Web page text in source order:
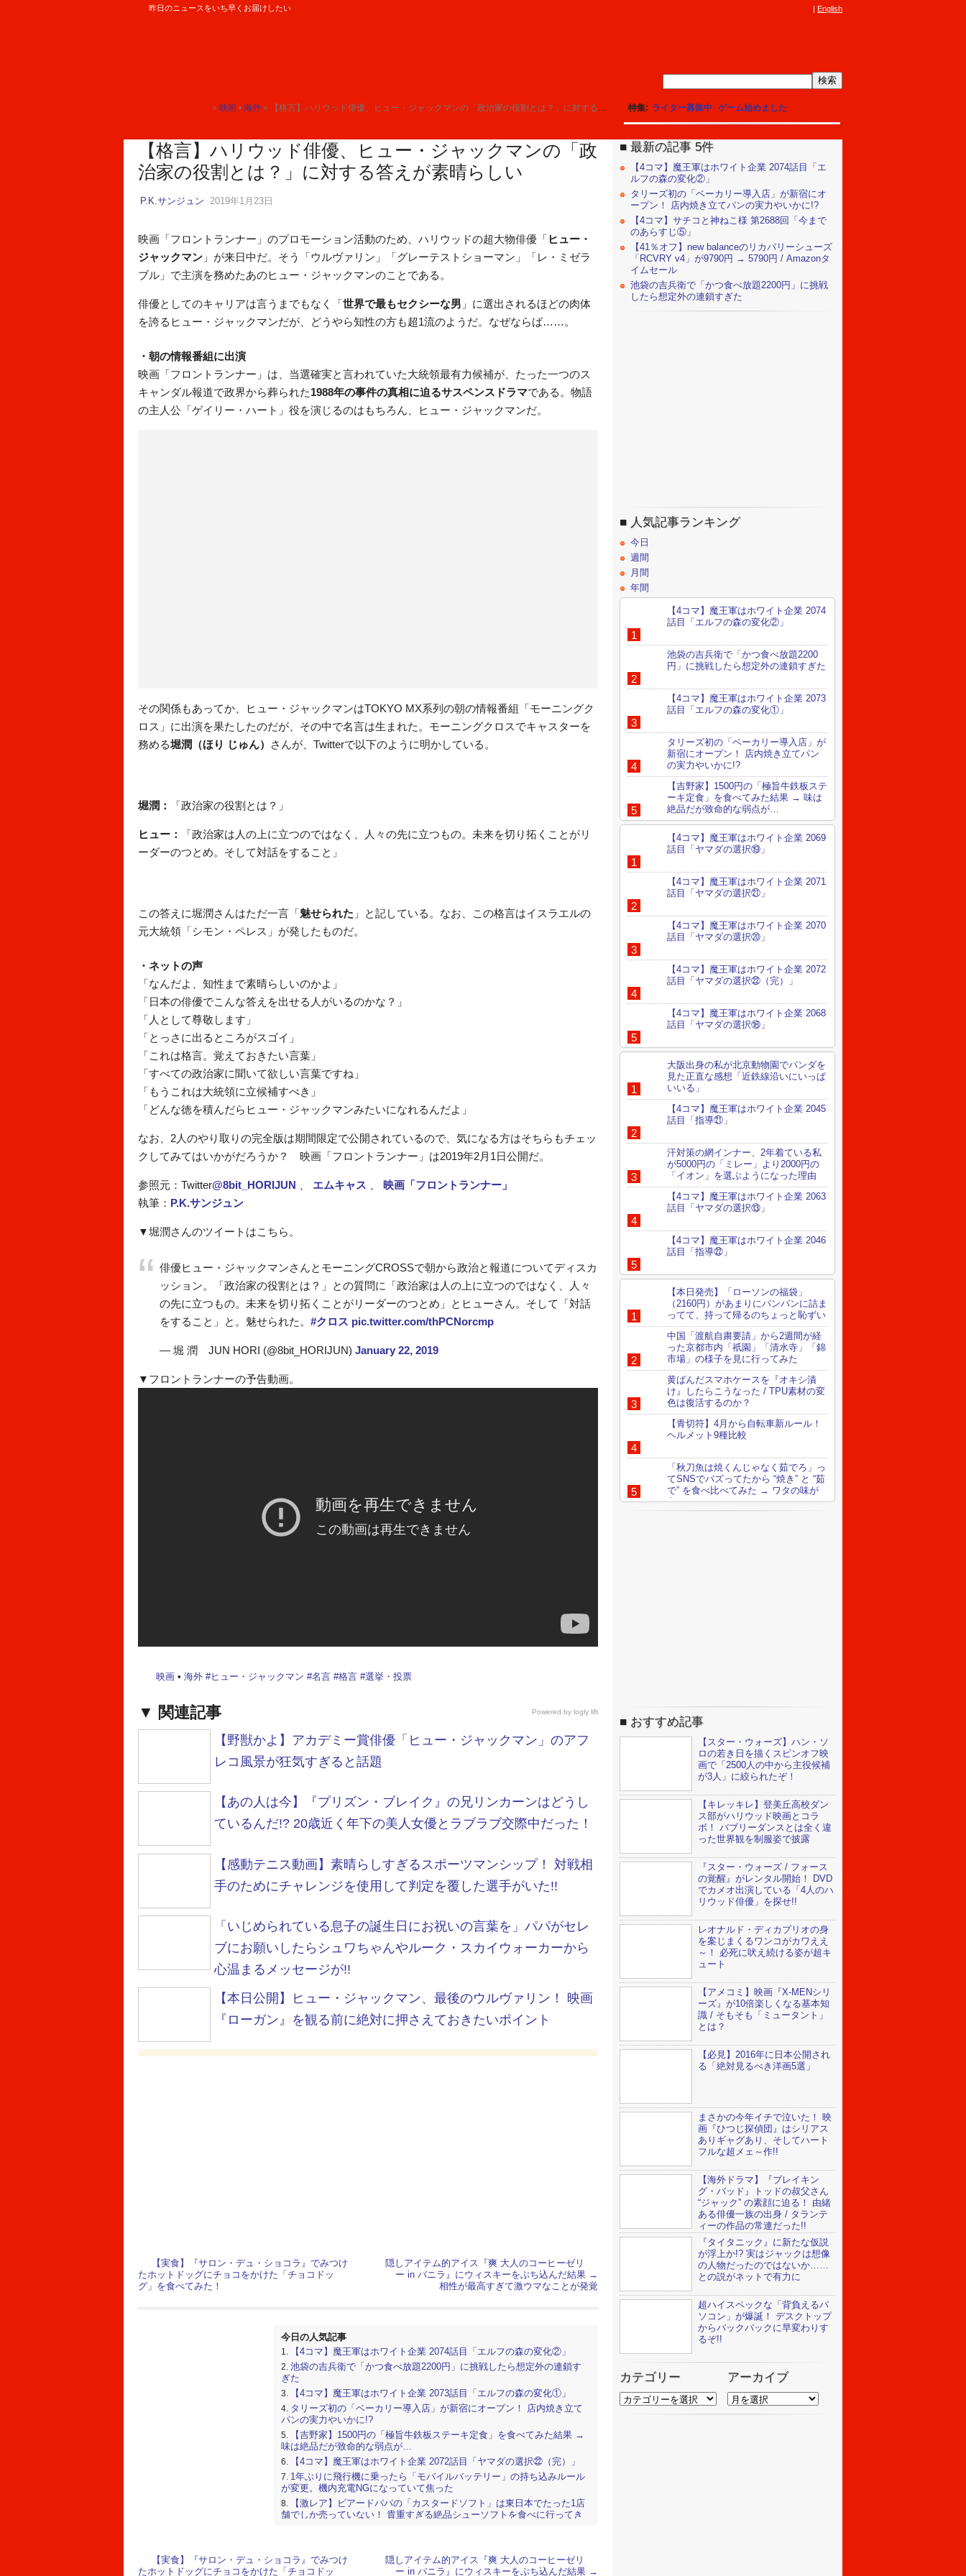
昨日のニュースをいち早くお届けしたい English
トップ
» 映画
トップ
• 海外 » 【格言】ハリウッド俳優、ヒュー・ジャックマンの「政治家の役割とは？」に対する答えが素晴らしい 特集 ライター募集中 ゲーム始めました
【格言】ハリウッド俳優、ヒュー・ジャックマンの「政
治家の役割とは？」に対する答えが素晴らしい
P.K.サンジュン 2019年1月23日
映画「フロントランナー」のプロモーション活動のため、ハリウッドの超大物俳優「 ヒュー・
ジャックマン 」が来日中だ。そう「ウルヴァリン」「グレーテストショーマン」「レ・ミゼラ
ブル」で主演を務めたあのヒュー・ジャックマンのことである。
俳優としてのキャリアは言うまでもなく「世界で最もセクシーな男 」に選出されるほどの肉体
を誇るヒュー・ジャックマンだが、どうやら知性の方も超1流のようだ。なぜならば……。
・朝の情報番組に出演
映画「フロントランナー」は、当選確実と言われていた大統領最有力候補が、たった一つのス
キャンダル報道で政界から葬られた1988年の事件の真相に迫るサスペンスドラマである。物語
の主人公「ゲイリー・ハート」役を演じるのはもちろん、ヒュー・ジャックマンだ。
その関係もあってか、ヒュー・ジャックマンはTOKYO MX系列の朝の情報番組「モーニングク
ロス」に出演を果たしたのだが、その中で名言は生まれた。モーニングクロスでキャスターを
務める堀潤（ほり じゅん） さんが、Twitterで以下のように明かしている。
堀潤： 「政治家の役割とは？」
ヒュー：
「政治家は人の上に立つのではなく、人々の先に立つもの。未来を切り拓くことがリ
ーダーのつとめ。そして対話をすること」
この答えに堀潤さんはただ一言「魅せられた 」と記している。なお、この格言はイスラエルの
元大統領「シモン・ペレス」が発したものだ。
・ネットの声
「なんだよ、知性まで素晴らしいのかよ」
「日本の俳優でこんな答えを出せる人がいるのかな？」
「人として尊敬します」
「とっさに出るところがスゴイ」
「これは格言。覚えておきたい言葉」
「すべての政治家に聞いて欲しい言葉ですね」
「もうこれは大統領に立候補すべき」
「どんな徳を積んだらヒュー・ジャックマンみたいになれるんだよ」
なお、2人のやり取りの完全版は期間限定で公開されているので、気になる方はそちらもチェッ
クしてみてはいかがだろうか？ 映画「フロントランナー」は2019年2月1日公開だ。
参照元：Twitter@8bit_HORIJUN エムキャス
映画「フロントランナー」
執筆： P.K.サンジュン
▼堀潤さんのツイートはこちら。
俳優ヒュー・ジャックマンさんとモーニングCROSSで朝から政治と報道についてディスカ
ッション。「政治家の役割とは？」との質問に「政治家は人の上に立つのではなく、人々
の先に立つもの。未来を切り拓くことがリーダーのつとめ」とヒューさん。そして「対話
をすること」と。魅せられた。 #クロス pic.twitter.com/thPCNorcmp
— 堀 潤 JUN HORI (@8bit_HORIJUN) January 22, 2019
▼フロントランナーの予告動画。
映画 • 海外 #ヒュー・ジャックマン #名言 #格言 #選挙・投票
関連記事
【野獣かよ】アカデミー賞俳優「ヒュー・ジャックマン」のアフ
レコ風景が狂気すぎると話題
【あの人は今】『プリズン・ブレイク』の兄リンカーンはどうし
ているんだ!? 20歳近く年下の美人女優とラブラブ交際中だった！
【感動テニス動画】素晴らしすぎるスポーツマンシップ！ 対戦相
手のためにチャレンジを使用して判定を覆した選手がいた!!
「いじめられている息子の誕生日にお祝いの言葉を」パパがセレ
ブにお願いしたらシュワちゃんやルーク・スカイウォーカーから
心温まるメッセージが!!
【本日公開】ヒュー・ジャックマン、最後のウルヴァリン！ 映画
『ローガン』を観る前に絶対に押さえておきたいポイント
Powered by logly lift
【実食】『サロン・デュ・ショコラ』でみつけ
たホットドッグにチョコをかけた「チョコドッ
グ」を食べてみた！
隠しアイテム的アイス『爽 大人のコーヒーゼリ
ー in バニラ』にウィスキーをぶち込んだ結果 →
相性が最高すぎて激ウマなことが発覚
今日の人気記事
【4コマ】魔王軍はホワイト企業 2074話目「エルフの森の変化②」
池袋の吉兵衛で「かつ食べ放題2200円」に挑戦したら想定外の連鎖す
ぎた
【4コマ】魔王軍はホワイト企業 2073話目「エルフの森の変化①」
タリーズ初の「ベーカリー導入店」が新宿にオープン！ 店内焼き立て
パンの実力やいかに!?
【吉野家】1500円の「極旨牛鉄板ステーキ定食」を食べてみた結果 →
味は絶品だが致命的な弱点が…
【4コマ】魔王軍はホワイト企業 2072話目「ヤマダの選択㉒（完）」
1年ぶりに飛行機に乗ったら「モバイルバッテリー」の持ち込みルール
が変更。機内充電NGになっていて焦った
【激レア】ビアードパパの「カスタードソフト」は東日本でたった1店
舗でしか売っていない！ 貴重すぎる絶品シューソフトを食べに行ってき
タイヤが燃えた…普通の車屋さんかと思ったら、本格ドリフトシミュ
レーターが無料体験できた！ リアルすぎる操作感にびっくり！
【実食】『サロン・デュ・ショコラ』でみつけ
たホットドッグにチョコをかけた「チョコドッ
隠しアイテム的アイス『爽 大人のコーヒーゼリ
ー in バニラ』にウィスキーをぶち込んだ結果 →
最新の記事 5件
【4コマ】魔王軍はホワイト企業 2074話目「エ
ルフの森の変化②」
タリーズ初の「ベーカリー導入店」が新宿にオ
ープン！ 店内焼き立てパンの実力やいかに!?
【4コマ】サチコと神ねこ様 第2688回「今まで
のあらすじ⑤」
【41％オフ】new balanceのリカバリーシューズ
「RCVRY v4」が9790円 → 5790円 / Amazonタ
イムセール
池袋の吉兵衛で「かつ食べ放題2200円」に挑戦
したら想定外の連鎖すぎた
人気記事ランキング
今日
週間
月間
年間
【4コマ】魔王軍はホワイト企業 2074
話目「エルフの森の変化②」
池袋の吉兵衛で「かつ食べ放題2200
円」に挑戦したら想定外の連鎖すぎた
【4コマ】魔王軍はホワイト企業 2073
話目「エルフの森の変化①」
タリーズ初の「ベーカリー導入店」が
新宿にオープン！ 店内焼き立てパン
の実力やいかに!?
【吉野家】1500円の「極旨牛鉄板ステ
ーキ定食」を食べてみた結果 → 味は
絶品だが致命的な弱点が…
【4コマ】魔王軍はホワイト企業 2069
話目「ヤマダの選択⑲」
【4コマ】魔王軍はホワイト企業 2071
話目「ヤマダの選択㉑」
【4コマ】魔王軍はホワイト企業 2070
話目「ヤマダの選択⑳」
【4コマ】魔王軍はホワイト企業 2072
話目「ヤマダの選択㉒（完）」
【4コマ】魔王軍はホワイト企業 2068
話目「ヤマダの選択⑱」
大阪出身の私が北京動物園でパンダを
見た正直な感想「近鉄線沿いにいっぱ
いいる」
【4コマ】魔王軍はホワイト企業 2045
話目「指導㉑」
汗対策の網インナー、2年着ている私
が5000円の「ミレー」より2000円の
「イオン」を選ぶようになった理由
【4コマ】魔王軍はホワイト企業 2063
話目「ヤマダの選択⑬」
【4コマ】魔王軍はホワイト企業 2046
話目「指導㉒」
【本日発売】「ローソンの福袋」
（2160円）があまりにパンパンに詰ま
ってて、持って帰るのちょっと恥ずい
中国「渡航自粛要請」から2週間が経
った京都市内「祇園」「清水寺」「錦
市場」の様子を見に行ってみた
黄ばんだスマホケースを『オキシ漬
け』したらこうなった / TPU素材の変
色は復活するのか？
【青切符】4月から自転車新ルール！
ヘルメット9種比較
「秋刀魚は焼くんじゃなく茹でろ」っ
てSNSでバズってたから “焼き” と “茹
で” を食べ比べてみた → ワタの味が
変わってる！
おすすめ記事
【スター・ウォーズ】ハン・ソ
ロの若き日を描くスピンオフ映
画で「2500人の中から主役候補
が3人」に絞られたぞ！
【キレッキレ】登美丘高校ダン
ス部がハリウッド映画とコラ
ボ！ バブリーダンスとは全く違
った世界観を制服姿で披露
『スター・ウォーズ / フォース
の覚醒』がレンタル開始！ DVD
でカメオ出演している「4人のハ
リウッド俳優」を探せ!!
レオナルド・ディカプリオの身
を案じまくるワンコがカワええ
～！ 必死に吠え続ける姿が超キ
ュート
【アメコミ】映画『X-MENシリ
ーズ』が10倍楽しくなる基本知
識 / そもそも「ミュータント」
とは？
【必見】2016年に日本公開され
る「絶対見るべき洋画5選」
まさかの今年イチで泣いた！ 映
画『ひつじ探偵団』はシリアス
ありギャグあり、そしてハート
フルな超メェ～作!!
【海外ドラマ】『ブレイキン
グ・バッド』トッドの叔父さん
“ジャック” の素顔に迫る！ 由緒
ある俳優一族の出身 / タランテ
ィーの作品の常連だった!!
『タイタニック』に新たな仮説
が浮上か!? 実はジャックは想像
の人物だったのではないか……
との説がネットで有力に
超ハイスペックな「背負えるパ
ソコン」が爆誕！ デスクトップ
からバックパックに早変わりす
るぞ!!
カテゴリー
カ
テ
アーカイブ
ア
ー